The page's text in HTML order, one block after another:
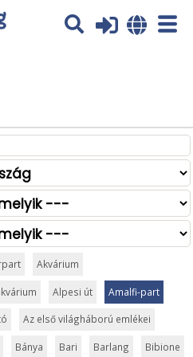
További tájékoztatás itt:
Akvárium
Alpesi út Amalfi-part
Az első világháború emlékei
Bánya Bari Barlang Bibione